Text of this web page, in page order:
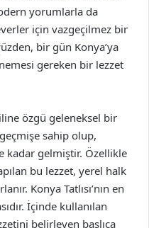
yorumlarla da
için vazgeçilmez bir
bir gün Konya’ya
gereken bir lezzet
iline özgü geleneksel bir
sahip olup,
kadar gelmiştir. Özellikle
bu lezzet, yerel halk
Konya Tatlısı’nın en
İçinde kullanılan
belirleyen başlıca